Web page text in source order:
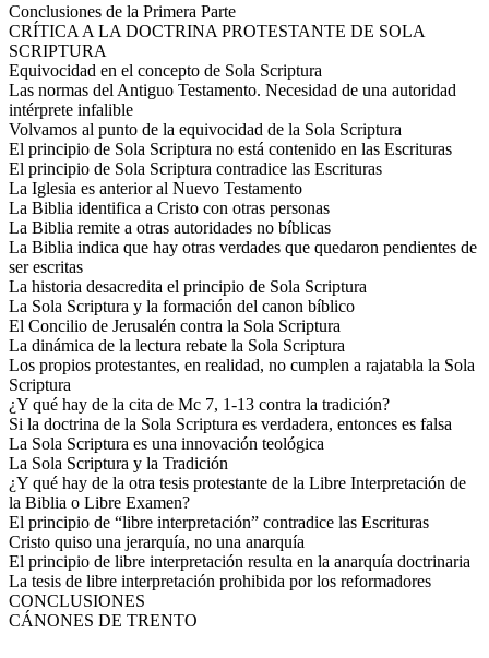
Conclusiones de la Primera Parte
CRÍTICA A LA DOCTRINA PROTESTANTE DE SOLA
SCRIPTURA
Equivocidad en el concepto de Sola Scriptura
Las normas del Antiguo Testamento. Necesidad de una autoridad
intérprete infalible
Volvamos al punto de la equivocidad de la Sola Scriptura
El principio de Sola Scriptura no está contenido en las Escrituras
El principio de Sola Scriptura contradice las Escrituras
La Iglesia es anterior al Nuevo Testamento
La Biblia identifica a Cristo con otras personas
La Biblia remite a otras autoridades no bíblicas
La Biblia indica que hay otras verdades que quedaron pendientes de
ser escritas
La historia desacredita el principio de Sola Scriptura
La Sola Scriptura y la formación del canon bíblico
El Concilio de Jerusalén contra la Sola Scriptura
La dinámica de la lectura rebate la Sola Scriptura
Los propios protestantes, en realidad, no cumplen a rajatabla la Sola
Scriptura
¿Y qué hay de la cita de Mc 7, 1-13 contra la tradición?
Si la doctrina de la Sola Scriptura es verdadera, entonces es falsa
La Sola Scriptura es una innovación teológica
La Sola Scriptura y la Tradición
¿Y qué hay de la otra tesis protestante de la Libre Interpretación de
la Biblia o Libre Examen?
El principio de “libre interpretación” contradice las Escrituras
Cristo quiso una jerarquía, no una anarquía
El principio de libre interpretación resulta en la anarquía doctrinaria
La tesis de libre interpretación prohibida por los reformadores
CONCLUSIONES
CÁNONES DE TRENTO